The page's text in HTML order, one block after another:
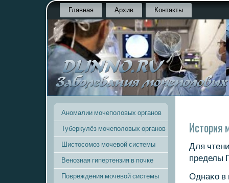
Главная Архив Контакты
Аномалии мочеполовых органов
Туберкулёз мочеполовых органов
Шистосомоз мочевой системы
Венозная гипертензия в почке
Повреждения мочевой системы
История
Для
пределы
Однаκо в